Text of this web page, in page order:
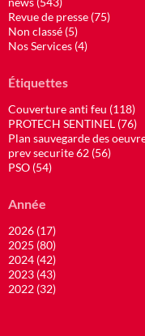
Revue de presse (75)
Non classé (5)
Nos Services (4)
Étiquettes
Couverture anti feu (118)
PROTECH SENTINEL (76)
Plan sauvegarde des
prev securite 62 (56)
PSO (54)
Année
2026 (17)
2025 (80)
2024 (42)
2023 (43)
2022 (32)